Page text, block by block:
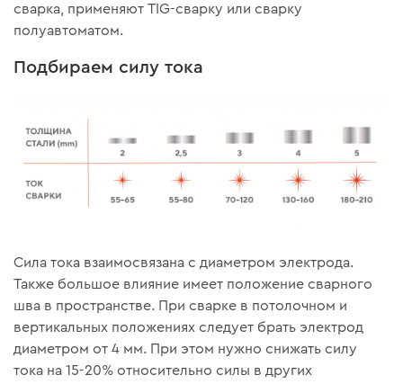
сварка, применяют TIG-сварку или сварку
полуавтоматом.
Подбираем силу тока
Сила тока взаимосвязана с диаметром электрода.
Также большое влияние имеет положение сварного
шва в пространстве. При сварке в потолочном и
вертикальных положениях следует брать электрод
диаметром от 4 мм. При этом нужно снижать силу
тока на 15-20% относительно силы в других